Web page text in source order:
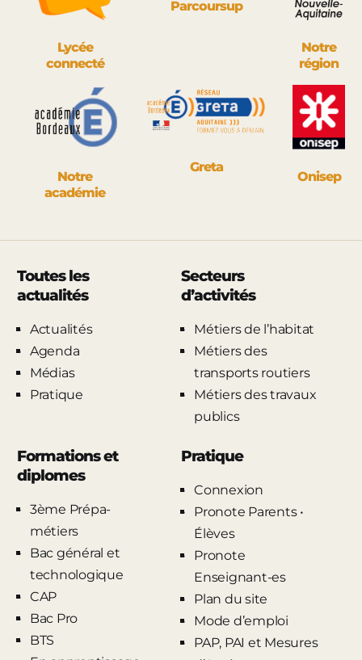
Lycée
connecté
Parcoursup
Notre
région
Notre
académie
Greta
Onisep
Toutes les
actualités
Actualités
Agenda
Médias
Pratique
Secteurs
d’activités
Métiers de l’habitat
Métiers des
transports routiers
Métiers des travaux
publics
Formations et
diplomes
3ème Prépa-
métiers
Bac général et
technologique
CAP
Bac Pro
BTS
Pratique
Connexion
Pronote Parents •
Élèves
Pronote
Enseignant-es
Plan du site
Mode d’emploi
PAP, PAI et Mesures